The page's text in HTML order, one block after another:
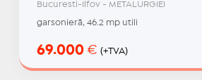
Bucuresti-Ilfov - METALURGIEI
garsonieră, 46.2 mp utili
69.000 € (+TVA)